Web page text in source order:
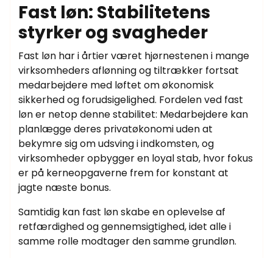
Fast løn: Stabilitetens
styrker og svagheder
Fast løn har i årtier været hjørnestenen i mange
virksomheders aflønning og tiltrækker fortsat
medarbejdere med løftet om økonomisk
sikkerhed og forudsigelighed. Fordelen ved fast
løn er netop denne stabilitet: Medarbejdere kan
planlægge deres privatøkonomi uden at
bekymre sig om udsving i indkomsten, og
virksomheder opbygger en loyal stab, hvor fokus
er på kerneopgaverne frem for konstant at
jagte næste bonus.
Samtidig kan fast løn skabe en oplevelse af
retfærdighed og gennemsigtighed, idet alle i
samme rolle modtager den samme grundløn.